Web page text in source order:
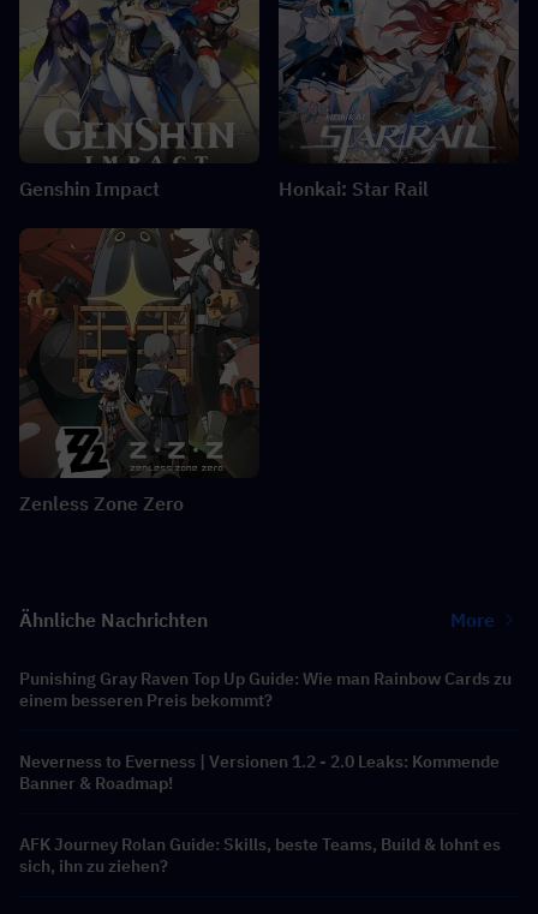
Genshin Impact Honkai: Star Rail
Zenless Zone Zero
Ähnliche Nachrichten More
Punishing Gray Raven Top Up Guide: Wie man Rainbow Cards zu
einem besseren Preis bekommt?
Neverness to Everness | Versionen 1.2 - 2.0 Leaks: Kommende
Banner & Roadmap!
AFK Journey Rolan Guide: Skills, beste Teams, Build & lohnt es
sich, ihn zu ziehen?